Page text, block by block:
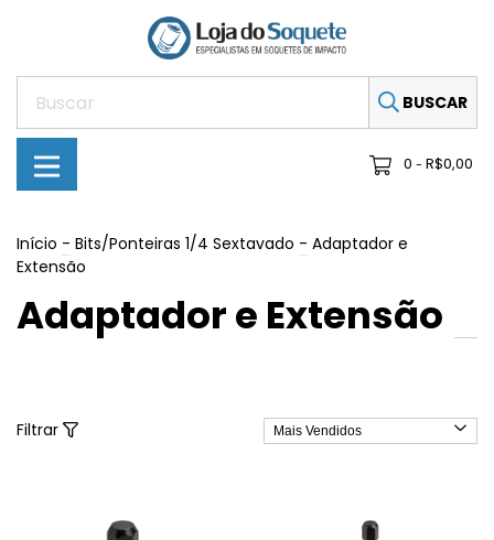
BUSCAR
0 - R$0,00
Início - Bits/Ponteiras 1/4 Sextavado - Adaptador e
Extensão
Adaptador e Extensão
Filtrar